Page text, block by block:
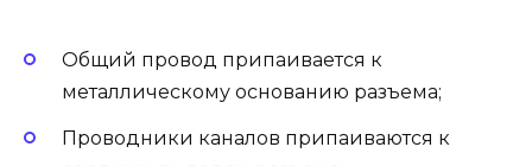
Общий провод припаивается к
металлическому основанию разъема;
Проводники каналов припаиваются к